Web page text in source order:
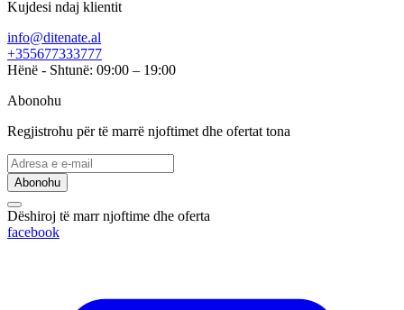
Kujdesi ndaj klientit
info@ditenate.al
+355677333777
Hënë - Shtunë: 09:00 – 19:00
Abonohu
Regjistrohu për të marrë njoftimet dhe ofertat tona
Abonohu
Dëshiroj të marr njoftime dhe oferta
facebook